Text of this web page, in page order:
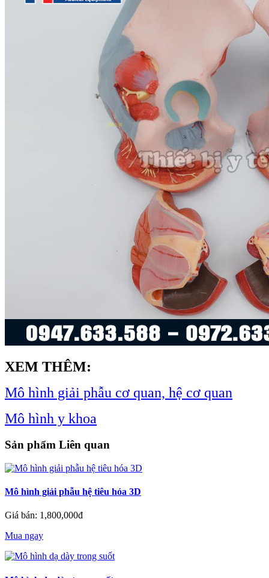
XEM THÊM:
Mô hình giải phẫu cơ quan, hệ cơ quan
Mô hình y khoa
Sản phẩm Liên quan
Mô hình giải phẫu hệ tiêu hóa 3D
Giá bán: 1,800,000đ
Mua ngay